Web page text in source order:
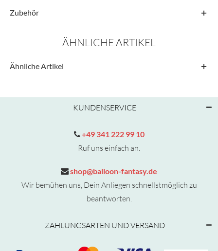
Zubehör
ÄHNLICHE ARTIKEL
Ähnliche Artikel
KUNDENSERVICE
+49 341 222 99 10
Ruf uns einfach an.
shop@balloon-fantasy.de
Wir bemühen uns, Dein Anliegen schnellstmöglich zu
beantworten.
ZAHLUNGSARTEN UND VERSAND